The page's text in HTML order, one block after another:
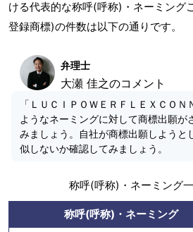
ける代表的な称呼(呼称)・ネーミング
登録商標)の件数は以下の通りです。
弁理士
大瀬 佳之のコメント
「ＬＵＣＩＰＯＷＥＲＦＬＥＸＣＯ
ようなネーミングに対して商標出願が
みましょう。自社が商標出願しようと
似しないか確認してみましょう。
称呼(呼称)・ネーミング
称呼(呼称)・ネーミング